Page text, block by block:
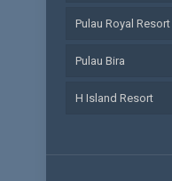
Pulau Royal Resort
Pulau Bira
H Island Resort